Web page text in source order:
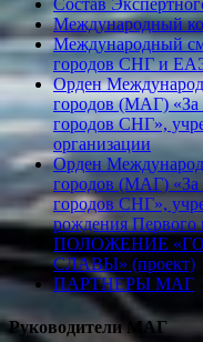
Международный
Международный
городов СНГ и
Орден
городов (МАГ) «За
городов СНГ»,
организации
Орден
городов (МАГ) «За
городов СНГ»,
рождения
ПОЛОЖЕНИЕ
СЛАВЫ» (проект)
ПАРТНЕРЫ МАГ
Руководители МАГ